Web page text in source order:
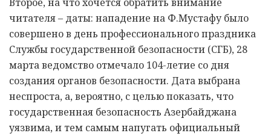
читателя – даты: нападение на Ф.Мустафу было
совершено в день профессионального праздника
Службы государственной безопасности (СГБ), 28
марта ведомство отмечало 104-летие со дня
создания органов безопасности. Дата выбрана
неспроста, а, вероятно, с целью показать, что
государственная безопасность Азербайджана
уязвима, и тем самым напугать официальный